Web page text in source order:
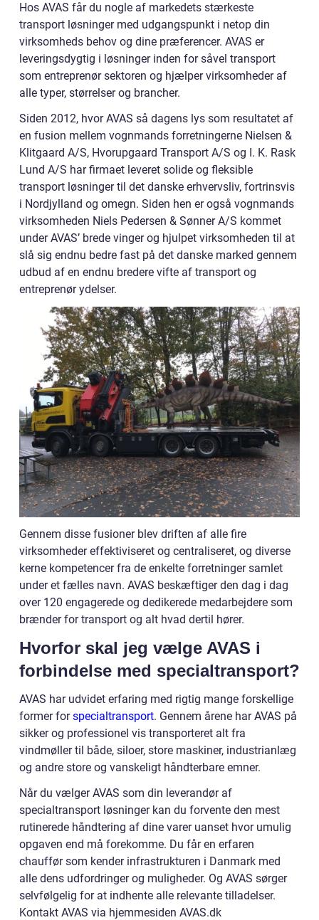
Hos AVAS får du nogle af markedets stærkeste
transport løsninger med udgangspunkt i netop din
virksomheds behov og dine præferencer. AVAS er
leveringsdygtig i løsninger inden for såvel transport
som entreprenør sektoren og hjælper virksomheder af
alle typer, størrelser og brancher.
Siden 2012, hvor AVAS så dagens lys som resultatet af
en fusion mellem vognmands forretningerne Nielsen &
Klitgaard A/S, Hvorupgaard Transport A/S og I. K. Rask
Lund A/S har firmaet leveret solide og fleksible
transport løsninger til det danske erhvervsliv, fortrinsvis
i Nordjylland og omegn. Siden hen er også vognmands
virksomheden Niels Pedersen & Sønner A/S kommet
under AVAS’ brede vinger og hjulpet virksomheden til at
slå sig endnu bedre fast på det danske marked gennem
udbud af en endnu bredere vifte af transport og
entreprenør ydelser.
Gennem disse fusioner blev driften af alle fire
virksomheder effektiviseret og centraliseret, og diverse
kerne kompetencer fra de enkelte forretninger samlet
under et fælles navn. AVAS beskæftiger den dag i dag
over 120 engagerede og dedikerede medarbejdere som
brænder for transport og alt hvad dertil hører.
Hvorfor skal jeg vælge AVAS i
forbindelse med specialtransport?
AVAS har udvidet erfaring med rigtig mange forskellige
former forspecialtransport. Gennem årene har AVAS på
sikker og professionel vis transporteret alt fra
vindmøller til både, siloer, store maskiner, industrianlæg
og andre store og vanskeligt håndterbare emner.
Når du vælger AVAS som din leverandør af
specialtransport løsninger kan du forvente den mest
rutinerede håndtering af dine varer uanset hvor umulig
opgaven end må forekomme. Du får en erfaren
chauffør som kender infrastrukturen i Danmark med
alle dens udfordringer og muligheder. Og AVAS sørger
selvfølgelig for at indhente alle relevante tilladelser.
Kontakt AVAS via hjemmesiden AVAS.dk